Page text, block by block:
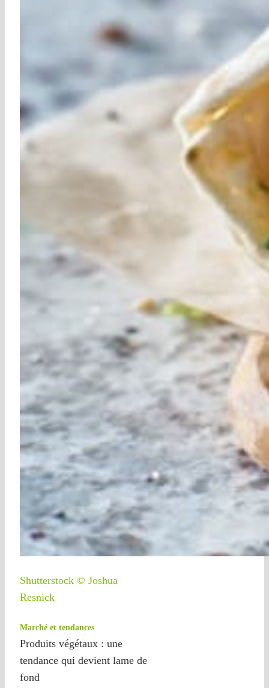
Shutterstock © Joshua
Resnick
Marché et tendances
Produits végétaux : une
tendance qui devient lame de
fond